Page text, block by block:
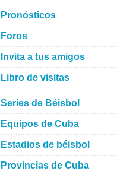
Pronósticos
Foros
Invita a tus amigos
Libro de visitas
Series de Béisbol
Equipos de Cuba
Estadios de béisbol
Provincias de Cuba